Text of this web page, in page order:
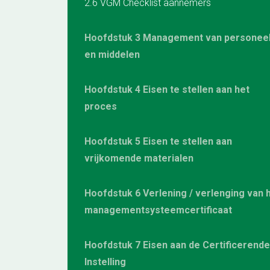
2.6 VGM Checklist aannemers
Hoofdstuk 3 Management van
en middelen
Hoofdstuk 4 Eisen te stellen aan het
proces
Hoofdstuk 5 Eisen te stellen aan
vrijkomende materialen
Hoofdstuk 6 Verlening / verlenging van
managementsysteemcertificaat
Hoofdstuk 7 Eisen aan de Certificerende
Instelling